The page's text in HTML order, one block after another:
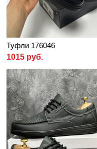
Туфли 176046
1015 руб.